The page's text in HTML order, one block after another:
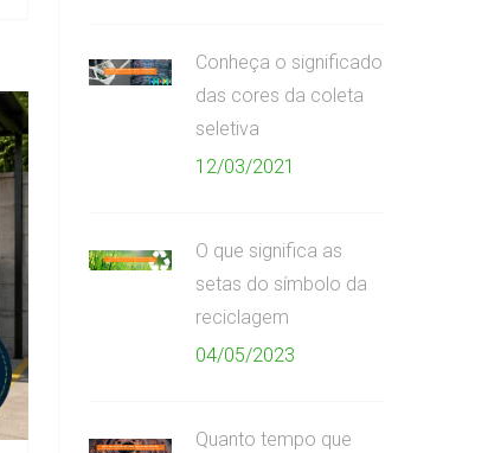
Conheça o significado
das cores da coleta
seletiva
12/03/2021
O que significa as
setas do símbolo da
reciclagem
04/05/2023
Quanto tempo que